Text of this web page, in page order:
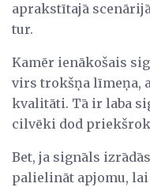
aprakstītajā
tur.
Kamēr ienākošais
virs trokšņa līmeņa,
kvalitāti. Tā ir laba
cilvēki dod
Bet, ja signāls
palielināt apjomu,